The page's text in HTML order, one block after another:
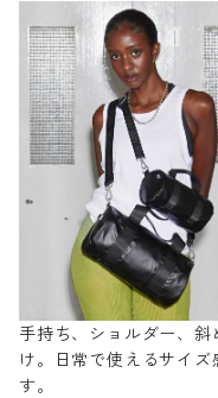
手持ち、ショルダー、斜
け。日常で使えるサイズ
す。